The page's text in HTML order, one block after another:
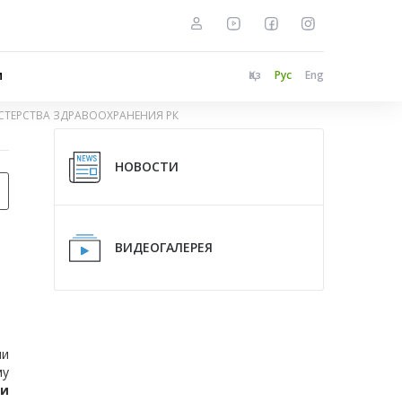
Қаз Рус Eng
ЗДРАВООХРАНЕНИЯ РК
НОВОСТИ
ВИДЕОГАЛЕРЕЯ